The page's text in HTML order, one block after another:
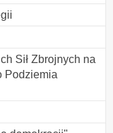
Sił Zbrojnych na
Podziemia